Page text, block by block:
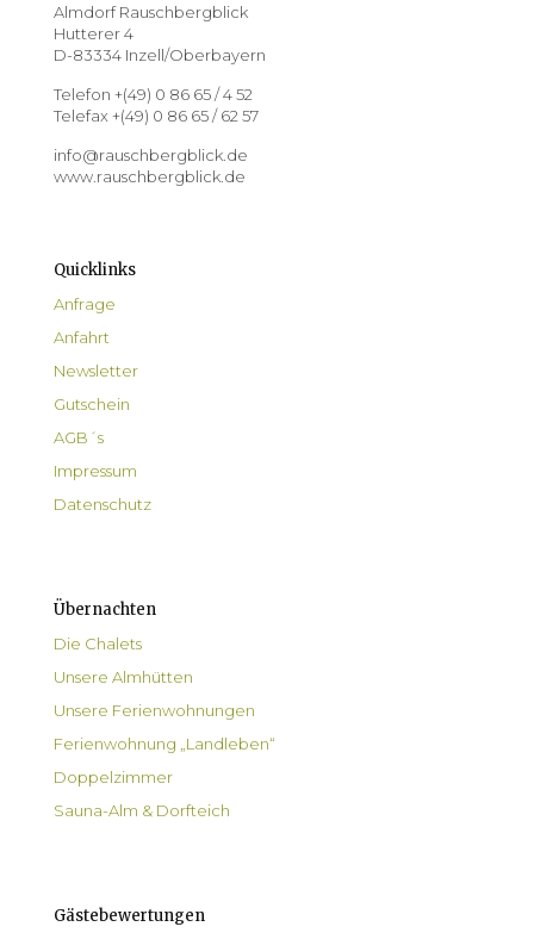
Almdorf Rauschbergblick
Hutterer 4
D-83334 Inzell/Oberbayern
Telefon +(49) 0 86 65 / 4 52
Telefax +(49) 0 86 65 / 62 57
info@rauschbergblick.de
www.rauschbergblick.de
Quicklinks
Anfrage
Anfahrt
Newsletter
Gutschein
AGB´s
Impressum
Datenschutz
Übernachten
Die Chalets
Unsere Almhütten
Unsere Ferienwohnungen
Ferienwohnung „Landleben“
Doppelzimmer
Sauna-Alm & Dorfteich
Gästebewertungen